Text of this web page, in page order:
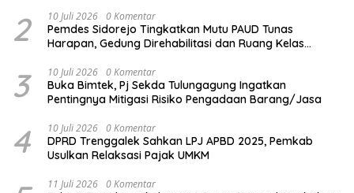
2 10 Juli 2026 0 Komentar
Pemdes Sidorejo Tingkatkan Mutu PAUD Tunas
Harapan, Gedung Direhabilitasi dan Ruang Kelas
3 10 Juli 2026 0 Komentar
Buka Bimtek, Pj Sekda Tulungagung Ingatkan
Pentingnya Mitigasi Risiko Pengadaan Barang/Jasa
4 10 Juli 2026 0 Komentar
DPRD Trenggalek Sahkan LPJ APBD 2025, Pemkab
Usulkan Relaksasi Pajak UMKM
11 Juli 2026 0 Komentar